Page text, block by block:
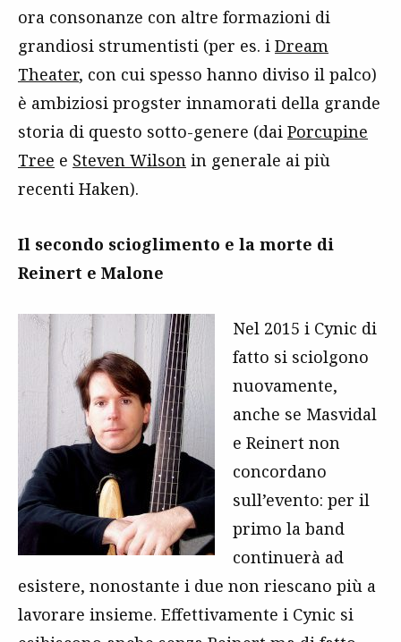
ora consonanze con altre formazioni di
grandiosi strumentisti (per es. i Dream
Theater, con cui spesso hanno diviso il palco)
è ambiziosi progster innamorati della grande
storia di questo sotto-genere (dai Porcupine
Tree e Steven Wilson in generale ai più
recenti Haken).
Il secondo scioglimento e la morte di
Reinert e Malone
Nel 2015 i Cynic di
fatto si sciolgono
nuovamente,
anche se Masvidal
e Reinert non
concordano
sull’evento: per il
primo la band
continuerà ad
esistere, nonostante i due non riescano più a
lavorare insieme. Effettivamente i Cynic si